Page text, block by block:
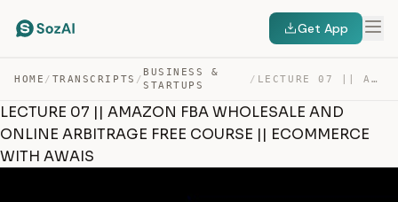
Get App
HOME / TRANSCRIPTS /
BUSINESS &
STARTUPS
/ LECTURE 07 || AMAZON FBA WHOLESALE AND ONLINE ARBITRAGE… — TRANSCRIPT
LECTURE 07 || AMAZON FBA WHOLESALE AND
ONLINE ARBITRAGE FREE COURSE || ECOMMERCE
WITH AWAIS